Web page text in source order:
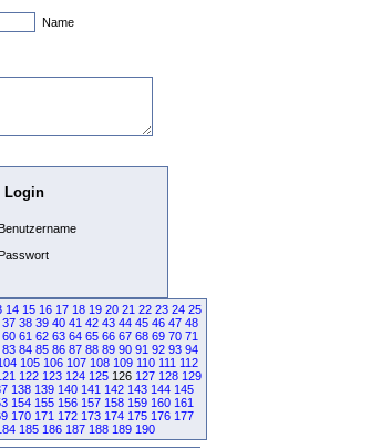
Name
Login
Benutzername
Passwort
14 15 16 17 18 19 20 21 22 23 24 25
37 38 39 40 41 42 43 44 45 46 47 48
60 61 62 63 64 65 66 67 68 69 70 71
83 84 85 86 87 88 89 90 91 92 93 94
105 106 107 108 109 110 111 112
122 123 124 125126 127 128 129
138 139 140 141 142 143 144 145
154 155 156 157 158 159 160 161
170 171 172 173 174 175 176 177
185 186 187 188 189 190